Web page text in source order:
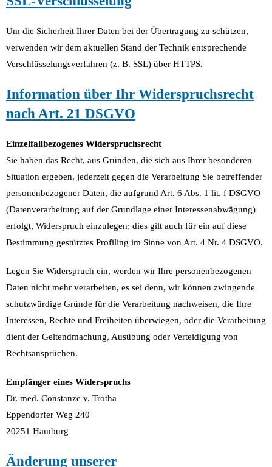
Um die Sicherheit Ihrer Daten bei der Übertragung zu schützen,
verwenden wir dem aktuellen Stand der Technik entsprechende
Verschlüsselungsverfahren (z. B. SSL) über HTTPS.
Information über Ihr Widerspruchsrecht
nach Art. 21 DSGVO
Einzelfallbezogenes Widerspruchsrecht
Sie haben das Recht, aus Gründen, die sich aus Ihrer besonderen
Situation ergeben, jederzeit gegen die Verarbeitung Sie betreffender
personenbezogener Daten, die aufgrund Art. 6 Abs. 1 lit. f DSGVO
(Datenverarbeitung auf der Grundlage einer Interessenabwägung)
erfolgt, Widerspruch einzulegen; dies gilt auch für ein auf diese
Bestimmung gestütztes Profiling im Sinne von Art. 4 Nr. 4 DSGVO.
Legen Sie Widerspruch ein, werden wir Ihre personenbezogenen
Daten nicht mehr verarbeiten, es sei denn, wir können zwingende
schutzwürdige Gründe für die Verarbeitung nachweisen, die Ihre
Interessen, Rechte und Freiheiten überwiegen, oder die Verarbeitung
dient der Geltendmachung, Ausübung oder Verteidigung von
Rechtsansprüchen.
Empfänger eines Widerspruchs
Dr. med. Constanze v. Trotha
Eppendorfer Weg 240
20251 Hamburg
Änderung unserer